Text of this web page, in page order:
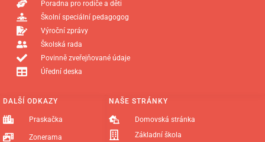
NAŠE STRÁNKY
Domovská stránka
Základní škola
DALŠÍ ODKAZY
Praskačka
Zonerama
Poradna pro rodiče a děti
Školní speciální pedagogog
Výroční zprávy
Školská rada
Povinně zveřejňované údaje
Úřední deska